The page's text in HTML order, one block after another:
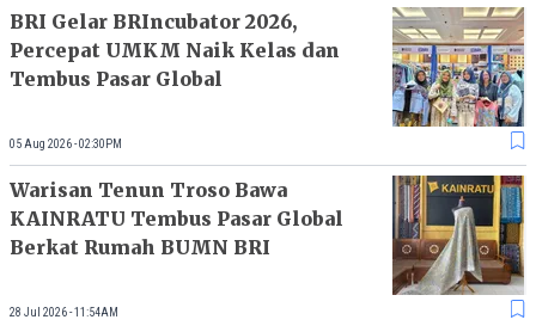
BRI Gelar BRIncubator 2026,
Percepat UMKM Naik Kelas dan
Tembus Pasar Global
05 Aug 2026 - 02:30PM
Warisan Tenun Troso Bawa
KAINRATU Tembus Pasar Global
Berkat Rumah BUMN BRI
28 Jul 2026 - 11:54AM